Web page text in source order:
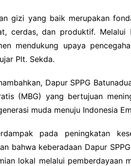
gizi yang baik merupakan
cerdas, dan produktif. Melalui
mendukung upaya
Plt. Sekda.
Dapur SPPG
(MBG) yang bertujuan
muda menuju Indonesia
pada peningkatan
bahwa keberadaan Dapur
lokal melalui pemberdayaan